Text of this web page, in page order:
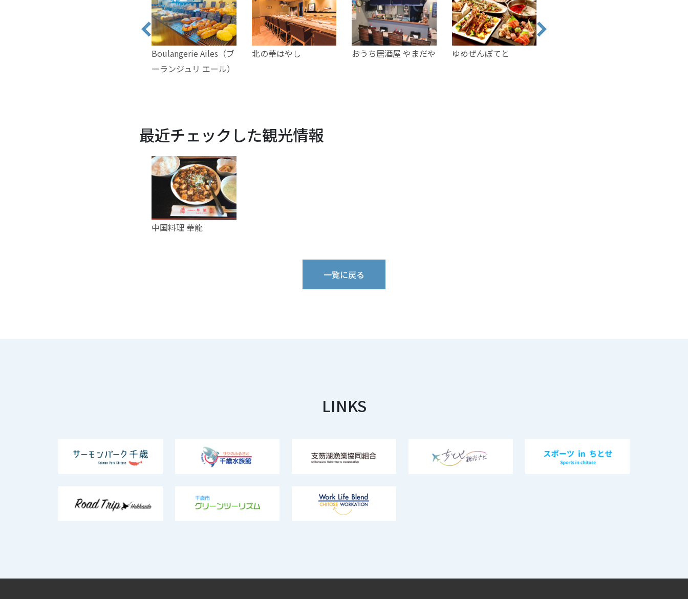
Boulangerie Ailes（ブ
ーランジュリ エール）
北の華はやし おうち居酒屋 やまだや ゆめぜんぽてと
最近チェックした観光情報
中国料理 華龍
一覧に戻る
LINKS